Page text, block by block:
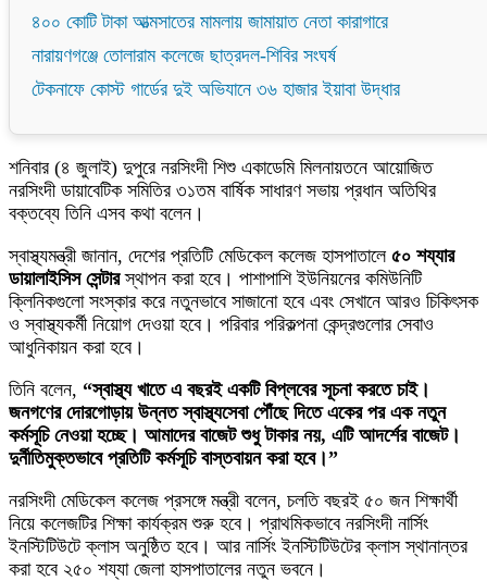
৪০০ কোটি টাকা আত্মসাতের মামলায় জামায়াত নেতা কারাগারে
নারায়ণগঞ্জে তোলারাম কলেজে ছাত্রদল-শিবির সংঘর্ষ
টেকনাফে কোস্ট গার্ডের দুই অভিযানে ৩৬ হাজার ইয়াবা উদ্ধার
শনিবার (৪ জুলাই) দুপুরে নরসিংদী শিশু একাডেমি মিলনায়তনে আয়োজিত
নরসিংদী ডায়াবেটিক সমিতির ৩১তম বার্ষিক সাধারণ সভায় প্রধান অতিথির
বক্তব্যে তিনি এসব কথা বলেন।
স্বাস্থ্যমন্ত্রী জানান, দেশের প্রতিটি মেডিকেল কলেজ হাসপাতালে ৫০ শয্যার
ডায়ালাইসিস সেন্টারস্থাপন করা হবে। পাশাপাশি ইউনিয়নের কমিউনিটি
ক্লিনিকগুলো সংস্কার করে নতুনভাবে সাজানো হবে এবং সেখানে আরও চিকিৎসক
ও স্বাস্থ্যকর্মী নিয়োগ দেওয়া হবে। পরিবার পরিকল্পনা কেন্দ্রগুলোর সেবাও
আধুনিকায়ন করা হবে।
তিনি বলেন, “স্বাস্থ্য খাতে এ বছরই একটি বিপ্লবের সূচনা করতে চাই।
জনগণের দোরগোড়ায় উন্নত স্বাস্থ্যসেবা পৌঁছে দিতে একের পর এক নতুন
কর্মসূচি নেওয়া হচ্ছে। আমাদের বাজেট শুধু টাকার নয়, এটি আদর্শের বাজেট।
দুর্নীতিমুক্তভাবে প্রতিটি কর্মসূচি বাস্তবায়ন করা হবে।”
নরসিংদী মেডিকেল কলেজ প্রসঙ্গে মন্ত্রী বলেন, চলতি বছরই ৫০ জন শিক্ষার্থী
নিয়ে কলেজটির শিক্ষা কার্যক্রম শুরু হবে। প্রাথমিকভাবে নরসিংদী নার্সিং
ইনস্টিটিউটে ক্লাস অনুষ্ঠিত হবে। আর নার্সিং ইনস্টিটিউটের ক্লাস স্থানান্তর
করা হবে ২৫০ শয্যা জেলা হাসপাতালের নতুন ভবনে।